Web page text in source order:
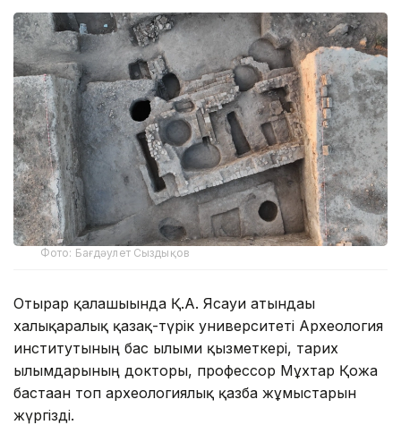
Фото: Бағдәулет Сыздықов
Отырар қалашығында Қ.А. Ясауи атындағы
халықаралық қазақ-түрік университеті Археология
институтының бас ғылыми қызметкері, тарих
ғылымдарының докторы, профессор Мұхтар Қожа
бастаған топ археологиялық қазба жұмыстарын
жүргізді.